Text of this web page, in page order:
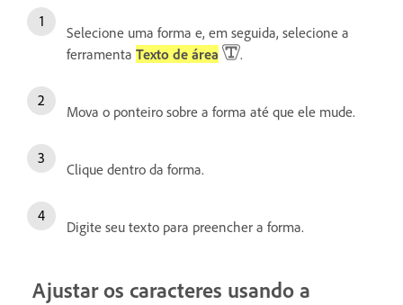
Selecione uma forma e, em seguida, selecione a
ferramenta Texto de área .
Mova o ponteiro sobre a forma até que ele mude.
Clique dentro da forma.
Digite seu texto para preencher a forma.
Ajustar os caracteres usando a